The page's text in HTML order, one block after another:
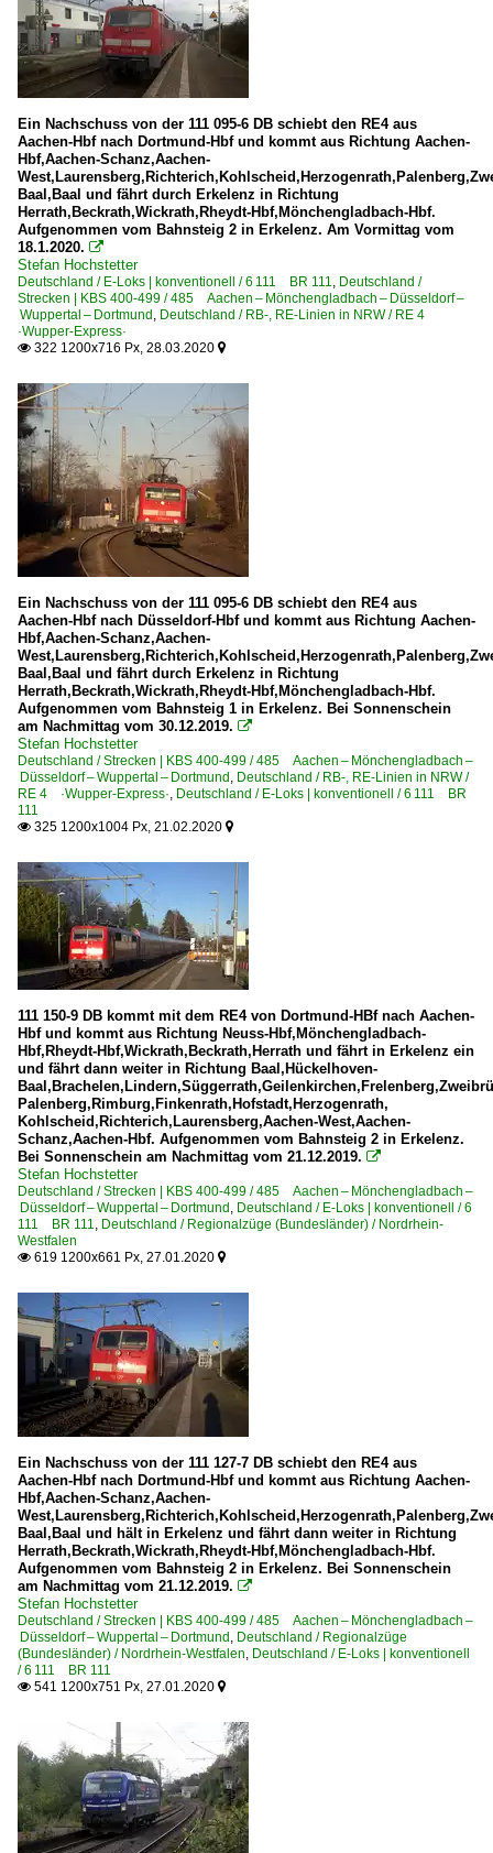
Ein Nachschuss von der 111 095-6 DB schiebt den RE4 aus
Aachen-Hbf nach Dortmund-Hbf und kommt aus Richtung Aachen-
Hbf,Aachen-Schanz,Aachen-
Baal,Baal und fährt durch Erkelenz in Richtung
Herrath,Beckrath,Wickrath,Rheydt-Hbf,Mönchengladbach-Hbf.
Aufgenommen vom Bahnsteig 2 in Erkelenz. Am Vormittag vom
18.1.2020. 
Stefan Hochstetter
Deutschland / E-Loks | konventionell / 6 111 BR 111, Deutschland /
Strecken | KBS 400-499 / 485 Aachen – Mönchengladbach – Düsseldorf –
Wuppertal – Dortmund , Deutschland / RB-, RE-Linien in NRW / RE 4
·Wupper-Express·
 322 1200x716 Px, 28.03.2020 
Ein Nachschuss von der 111 095-6 DB schiebt den RE4 aus
Aachen-Hbf nach Düsseldorf-Hbf und kommt aus Richtung Aachen-
Hbf,Aachen-Schanz,Aachen-
Baal,Baal und fährt durch Erkelenz in Richtung
Herrath,Beckrath,Wickrath,Rheydt-Hbf,Mönchengladbach-Hbf.
Aufgenommen vom Bahnsteig 1 in Erkelenz. Bei Sonnenschein
am Nachmittag vom 30.12.2019. 
Stefan Hochstetter
Deutschland / Strecken | KBS 400-499 / 485 Aachen – Mönchengladbach –
Düsseldorf – Wuppertal – Dortmund , Deutschland / RB-, RE-Linien in NRW /
RE 4 ·Wupper-Express·, Deutschland / E-Loks | konventionell / 6 111 BR
111
 325 1200x1004 Px, 21.02.2020 
111 150-9 DB kommt mit dem RE4 von Dortmund-HBf nach Aachen-
Hbf und kommt aus Richtung Neuss-Hbf,Mönchengladbach-
Hbf,Rheydt-Hbf,Wickrath,Beckrath,Herrath und fährt in Erkelenz ein
und fährt dann weiter in Richtung Baal,Hückelhoven-
Palenberg,Rimburg,Finkenrath,Hofstadt,Herzogenrath,
Kohlscheid,Richterich,Laurensberg,Aachen-West,Aachen-
Schanz,Aachen-Hbf. Aufgenommen vom Bahnsteig 2 in Erkelenz.
Bei Sonnenschein am Nachmittag vom 21.12.2019. 
Stefan Hochstetter
Deutschland / Strecken | KBS 400-499 / 485 Aachen – Mönchengladbach –
Düsseldorf – Wuppertal – Dortmund , Deutschland / E-Loks | konventionell / 6
111 BR 111, Deutschland / Regionalzüge (Bundesländer) / Nordrhein-
Westfalen
 619 1200x661 Px, 27.01.2020 
Ein Nachschuss von der 111 127-7 DB schiebt den RE4 aus
Aachen-Hbf nach Dortmund-Hbf und kommt aus Richtung Aachen-
Hbf,Aachen-Schanz,Aachen-
Baal,Baal und hält in Erkelenz und fährt dann weiter in Richtung
Herrath,Beckrath,Wickrath,Rheydt-Hbf,Mönchengladbach-Hbf.
Aufgenommen vom Bahnsteig 2 in Erkelenz. Bei Sonnenschein
am Nachmittag vom 21.12.2019. 
Stefan Hochstetter
Deutschland / Strecken | KBS 400-499 / 485 Aachen – Mönchengladbach –
Düsseldorf – Wuppertal – Dortmund , Deutschland / Regionalzüge
(Bundesländer) / Nordrhein-Westfalen, Deutschland / E-Loks | konventionell
/ 6 111 BR 111
 541 1200x751 Px, 27.01.2020 